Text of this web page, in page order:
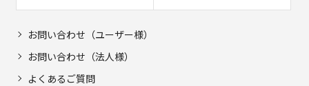
お問い合わせ（ユーザー様）
お問い合わせ（法人様）
よくあるご質問